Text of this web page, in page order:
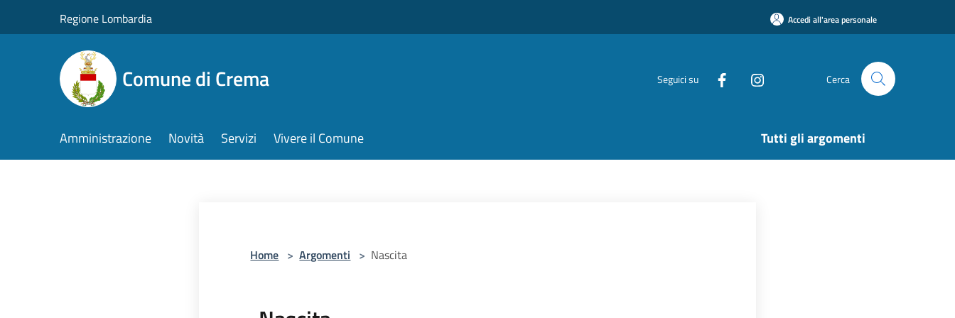
Regione Lombardia Accedi all'area personale
Comune di Crema Seguici su Cerca
Amministrazione Novità Servizi Vivere il Comune Tutti gli argomenti
Home > Argomenti > Nascita